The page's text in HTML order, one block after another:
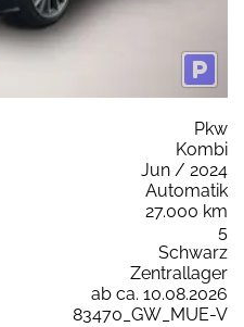
Pkw
Kombi
Jun / 2024
Automatik
27.000 km
5
Schwarz
Zentrallager
ab ca. 10.08.2026
83470_GW_MUE-V